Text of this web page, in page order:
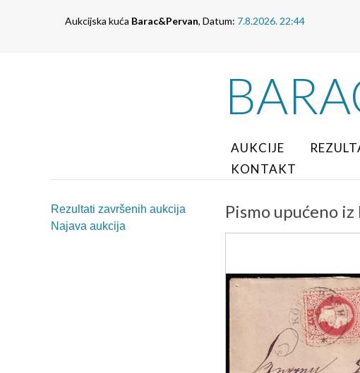
Aukcijska kuća Barac&Pervan, Datum: 7.8.2026. 22:44
AUKCIJE
KONTAKT
Rezultati završenih aukcija
Najava aukcija
Pismo upućeno